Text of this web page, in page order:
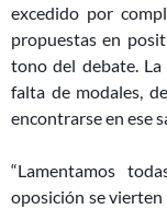
excedido por
propuestas en
tono del debate.
falta de modales,
encontrarse en ese
“Lamentamos
oposición se vierten